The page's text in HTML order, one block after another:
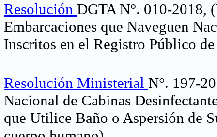
Resolución DGTA N°. 010-2018,
Embarcaciones que Naveguen
Inscritos en el Registro Público
Resolución Ministerial N°. 197-
Nacional de Cabinas
que Utilice Baño o Aspersión de